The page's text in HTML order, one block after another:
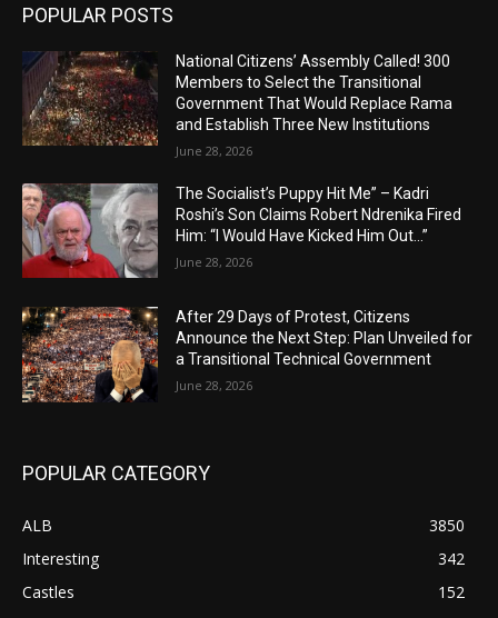
POPULAR POSTS
National Citizens’ Assembly Called! 300
Members to Select the Transitional
Government That Would Replace Rama
and Establish Three New Institutions
June 28, 2026
The Socialist’s Puppy Hit Me” – Kadri
Roshi’s Son Claims Robert Ndrenika Fired
Him: “I Would Have Kicked Him Out…”
June 28, 2026
After 29 Days of Protest, Citizens
Announce the Next Step: Plan Unveiled for
a Transitional Technical Government
June 28, 2026
POPULAR CATEGORY
ALB
3850
Interesting
342
Castles
152